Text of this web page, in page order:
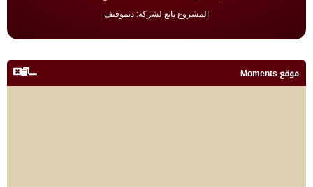
المشروع تابع لشركة: ديموفنف
موقع Moments